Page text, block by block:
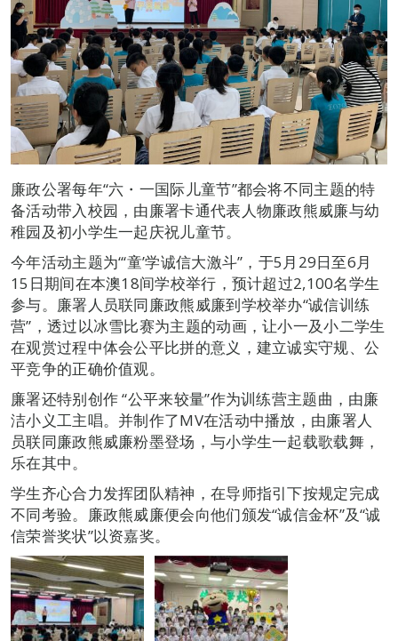
廉政公署每年“六・一国际儿童节”都会将不同主题的特
备活动带入校园，由廉署卡通代表人物廉政熊威廉与幼
稚园及初小学生一起庆祝儿童节。
今年活动主题为“‘童’学诚信大激斗”，于5月29日至6月
15日期间在本澳18间学校举行，预计超过2,100名学生
参与。廉署人员联同廉政熊威廉到学校举办“诚信训练
营”，透过以冰雪比赛为主题的动画，让小一及小二学生
在观赏过程中体会公平比拼的意义，建立诚实守规、公
平竞争的正确价值观。
廉署还特别创作 “公平来较量”作为训练营主题曲，由廉
洁小义工主唱。并制作了MV在活动中播放，由廉署人
员联同廉政熊威廉粉墨登场，与小学生一起载歌载舞，
乐在其中。
学生齐心合力发挥团队精神，在导师指引下按规定完成
不同考验。廉政熊威廉便会向他们颁发“诚信金杯”及“诚
信荣誉奖状”以资嘉奖。